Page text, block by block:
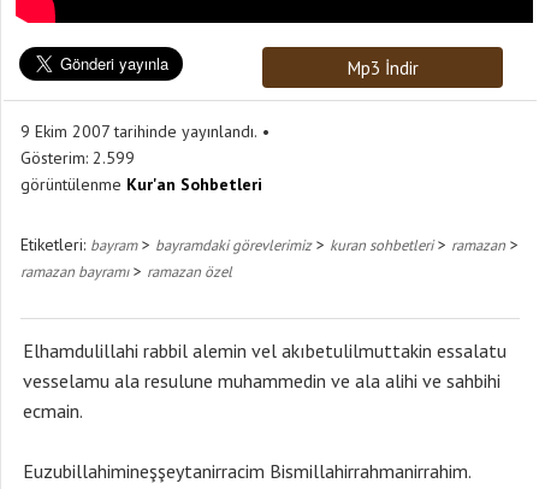
Mp3 İndir
9 Ekim 2007 tarihinde yayınlandı.
Gösterim: 2.599
görüntülenme Kur'an Sohbetleri
Etiketleri: bayram> bayramdaki görevlerimiz> kuran sohbetleri> ramazan >
ramazan bayramı> ramazan özel
Elhamdulillahi rabbil alemin vel akıbetulilmuttakin essalatu
vesselamu ala resulune muhammedin ve ala alihi ve sahbihi
ecmain.
Euzubillahimineşşeytanirracim Bismillahirrahmanirrahim.